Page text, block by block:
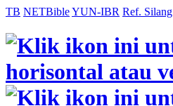
TB NETBibleYUN-IBR Ref. Silang